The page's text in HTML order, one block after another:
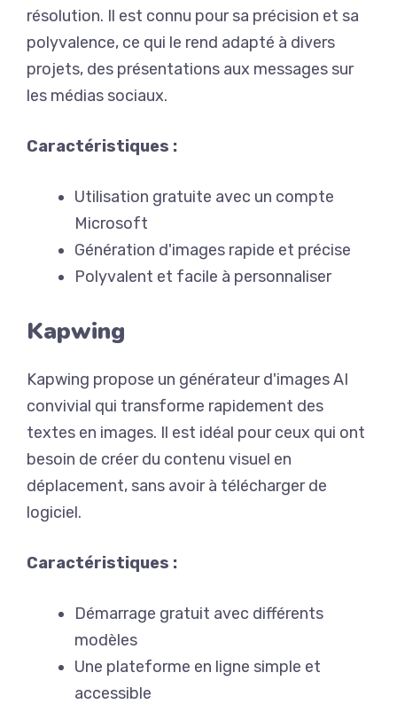
résolution. Il est connu pour sa précision et sa
polyvalence, ce qui le rend adapté à divers
projets, des présentations aux messages sur
les médias sociaux.
Caractéristiques :
Utilisation gratuite avec un compte
Microsoft
Génération d'images rapide et précise
Polyvalent et facile à personnaliser
Kapwing
Kapwing propose un générateur d'images AI
convivial qui transforme rapidement des
textes en images. Il est idéal pour ceux qui ont
besoin de créer du contenu visuel en
déplacement, sans avoir à télécharger de
logiciel.
Caractéristiques :
Démarrage gratuit avec différents
modèles
Une plateforme en ligne simple et
accessible